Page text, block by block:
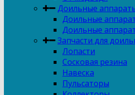
Доильные
Доильные
Доильные
Запчасти для
Лопасти
Сосковая резина
Навеска
Пульсаторы